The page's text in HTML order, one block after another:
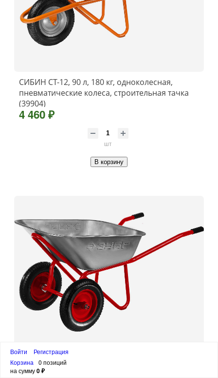
СИБИН СТ-12, 90 л, 180 кг, одноколесная,
пневматические колеса, строительная тачка
(39904)
4 460 ₽
шт
В корзину
ЗУБР Т-22, 110 л, 200 кг, двухколесная,
пневматические колеса, строительная тачка
Войти
Регистрация
Корзина
0 позиций
на сумму0 ₽